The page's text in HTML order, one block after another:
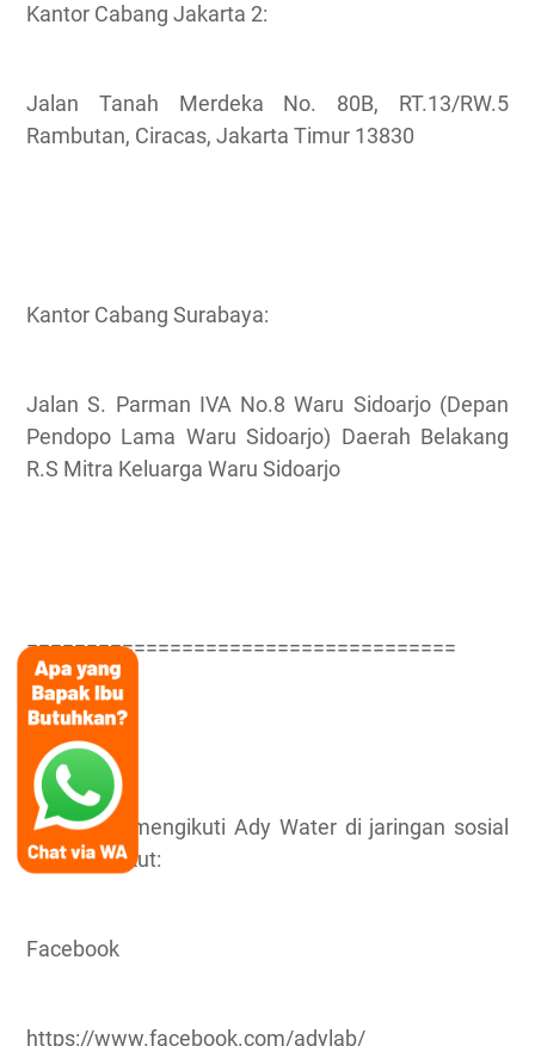
Kantor Cabang Jakarta 2:
Jalan Tanah Merdeka No. 80B, RT.13/RW.5
Rambutan, Ciracas, Jakarta Timur 13830
Kantor Cabang Surabaya:
Jalan S. Parman IVA No.8 Waru Sidoarjo (Depan
Pendopo Lama Waru Sidoarjo) Daerah Belakang
R.S Mitra Keluarga Waru Sidoarjo
====================================
Anda bisa mengikuti Ady Water di jaringan sosial
media berikut:
Facebook
https://www.facebook.com/adylab/